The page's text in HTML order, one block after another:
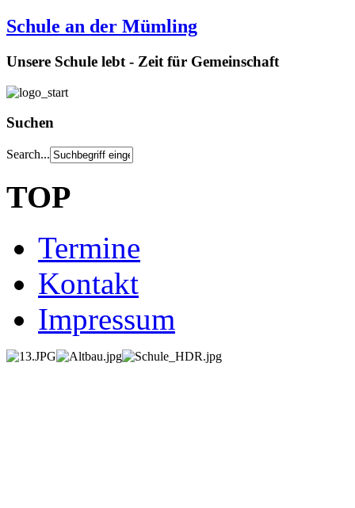
Schule an der Mümling
Unsere Schule lebt - Zeit für Gemeinschaft
Suchen
Search...
TOP
Termine
Kontakt
Impressum